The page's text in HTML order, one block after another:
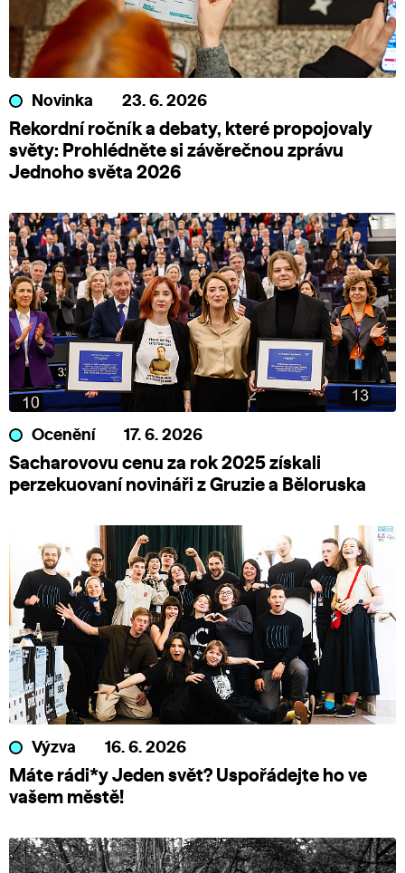
Novinka 23. 6. 2026
Rekordní ročník a debaty, které propojovaly
světy: Prohlédněte si závěrečnou zprávu
Jednoho světa 2026
Ocenění 17. 6. 2026
Sacharovovu cenu za rok 2025 získali
perzekuovaní novináři z Gruzie a Běloruska
Výzva 16. 6. 2026
Máte rádi*y Jeden svět? Uspořádejte ho ve
vašem městě!